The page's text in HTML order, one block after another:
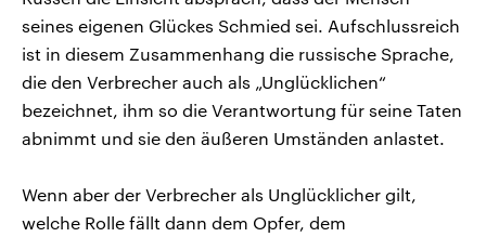
seines eigenen Glückes Schmied sei. Aufschlussreich
ist in diesem Zusammenhang die russische Sprache,
die den Verbrecher auch als „Unglücklichen“
bezeichnet, ihm so die Verantwortung für seine Taten
abnimmt und sie den äußeren Umständen anlastet.
Wenn aber der Verbrecher als Unglücklicher gilt,
welche Rolle fällt dann dem Opfer, dem